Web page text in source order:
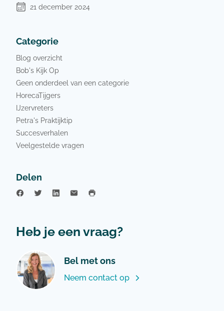
21 december 2024
Categorie
Blog overzicht
Bob's Kijk Op
Geen onderdeel van een categorie
HorecaTijgers
IJzervreters
Petra's Praktijktip
Succesverhalen
Veelgestelde vragen
Delen
Heb je een vraag?
Bel met ons
Neem contact op